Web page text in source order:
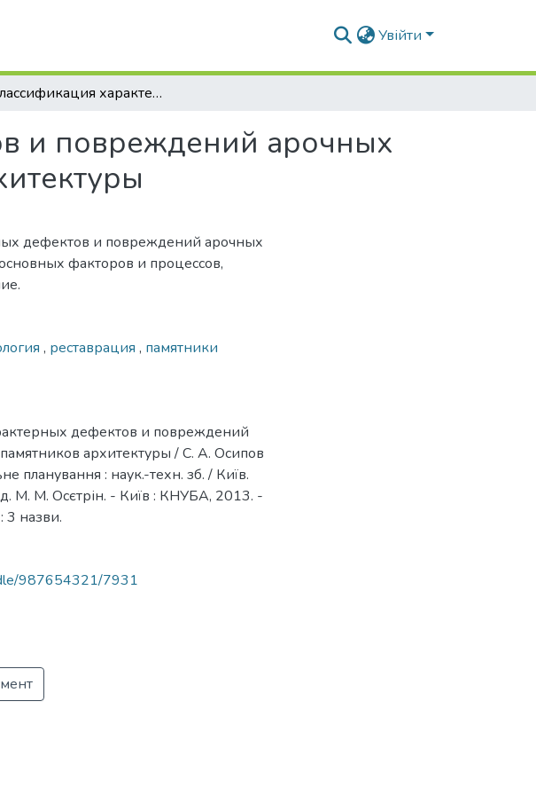
Увійти
Классификация характерных дефектов и повреждений арочных конструкций и сводов памятников архитектуры
и повреждений арочных
дефектов и повреждений арочных
факторов и процессов,
, реставрация , памятники
дефектов и повреждений
архитектуры / С. А. Осипов
планування : наук.-техн. зб. / Київ.
М. М. Осєтрін. - Київ : КНУБА, 2013. -
3 назви.
987654321/7931